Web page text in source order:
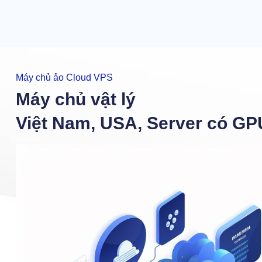
Máy chủ ảo Cloud VPS
Máy chủ vật lý
Việt Nam, USA, Server có